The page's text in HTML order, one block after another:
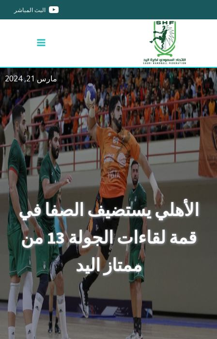
البث المباشر
مارس 21, 2024
الأهلي يستضيف الصفا في
قمة لقاءات الجولة 13 من
ممتاز اليد